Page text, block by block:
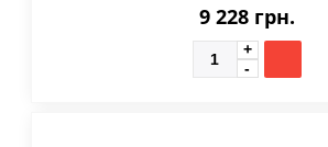
9 228 грн.